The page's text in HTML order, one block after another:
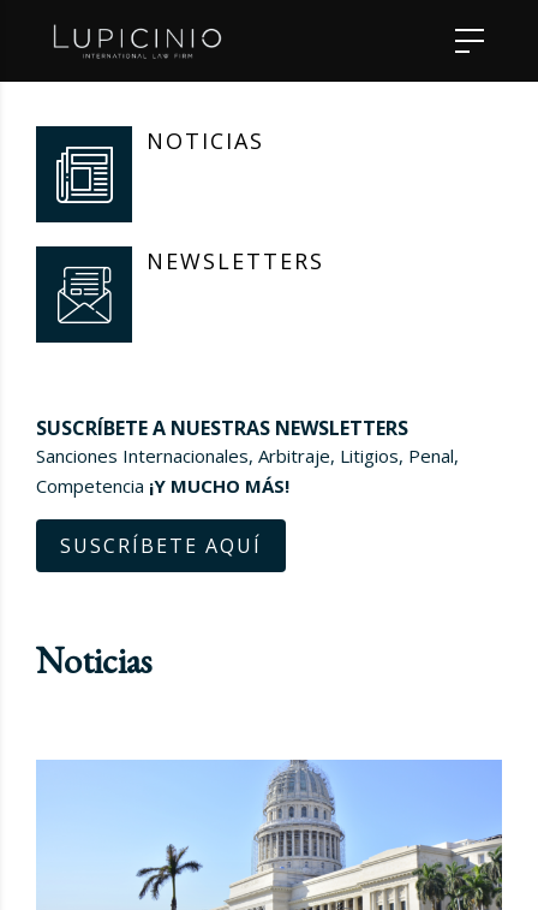
NOTICIAS
NEWSLETTERS
SUSCRÍBETE A NUESTRAS NEWSLETTERS
Sanciones Internacionales, Arbitraje, Litigios, Penal,
Competencia ¡Y MUCHO MÁS!
SUSCRÍBETE AQUÍ
Noticias